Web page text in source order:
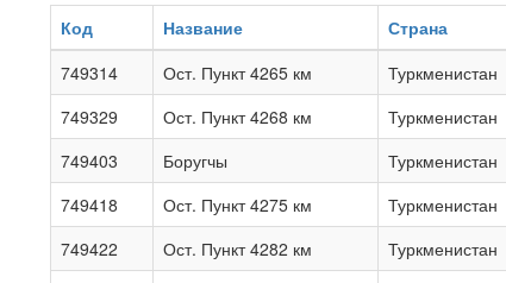
Код Название Страна
749314
Ост. Пункт 4265 км Туркменистан
749329
Ост. Пункт 4268 км Туркменистан
749403
Боругчы Туркменистан
749418
Ост. Пункт 4275 км Туркменистан
749422
Ост. Пункт 4282 км Туркменистан